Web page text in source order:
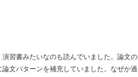
演習書みたいなのも読んでいました。論文の
文パターンを補充していました。なぜか過